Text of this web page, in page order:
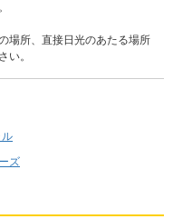
場所、直接日光のあたる場所
い。
ル
ズ